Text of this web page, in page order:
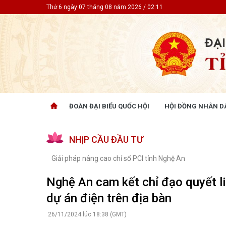
Thứ 6 ngày 07 tháng 08 năm 2026 / 02:11
ĐOÀN ĐẠI BIỂU QUỐC HỘI HỘI ĐỒNG NHÂN
Tin hoạt động
Tài liệu giám sát, khảo sát
Tài liệu
CỬ TRI QUAN TÂM
NHỊP CẦU ĐẦU TƯ
Giải pháp nâng cao chỉ số PCI tỉnh Nghệ An
Nghệ An cam kết chỉ đạo quyết
dự án điện trên địa bàn
26/11/2024 lúc 18:38 (GMT)